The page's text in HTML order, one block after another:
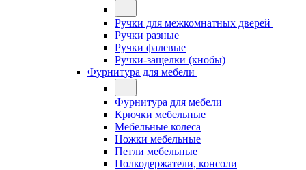
Ручки для межкомнатных дверей
Ручки разные
Ручки фалевые
Ручки-защелки (кнобы)
Фурнитура для мебели
Фурнитура для мебели
Крючки мебельные
Мебельные колеса
Ножки мебельные
Петли мебельные
Полкодержатели, консоли